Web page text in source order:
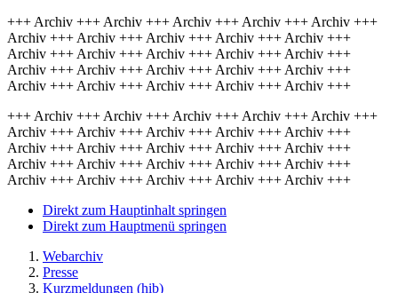
+++ Archiv +++ Archiv +++ Archiv +++ Archiv +++ Archiv +++
Archiv +++ Archiv +++ Archiv +++ Archiv +++ Archiv +++
Archiv +++ Archiv +++ Archiv +++ Archiv +++ Archiv +++
Archiv +++ Archiv +++ Archiv +++ Archiv +++ Archiv +++
Archiv +++ Archiv +++ Archiv +++ Archiv +++ Archiv +++
+++ Archiv +++ Archiv +++ Archiv +++ Archiv +++ Archiv +++
Archiv +++ Archiv +++ Archiv +++ Archiv +++ Archiv +++
Archiv +++ Archiv +++ Archiv +++ Archiv +++ Archiv +++
Archiv +++ Archiv +++ Archiv +++ Archiv +++ Archiv +++
Archiv +++ Archiv +++ Archiv +++ Archiv +++ Archiv +++
Direkt zum Hauptinhalt springen
Direkt zum Hauptmenü springen
Webarchiv
Presse
Kurzmeldungen (hib)